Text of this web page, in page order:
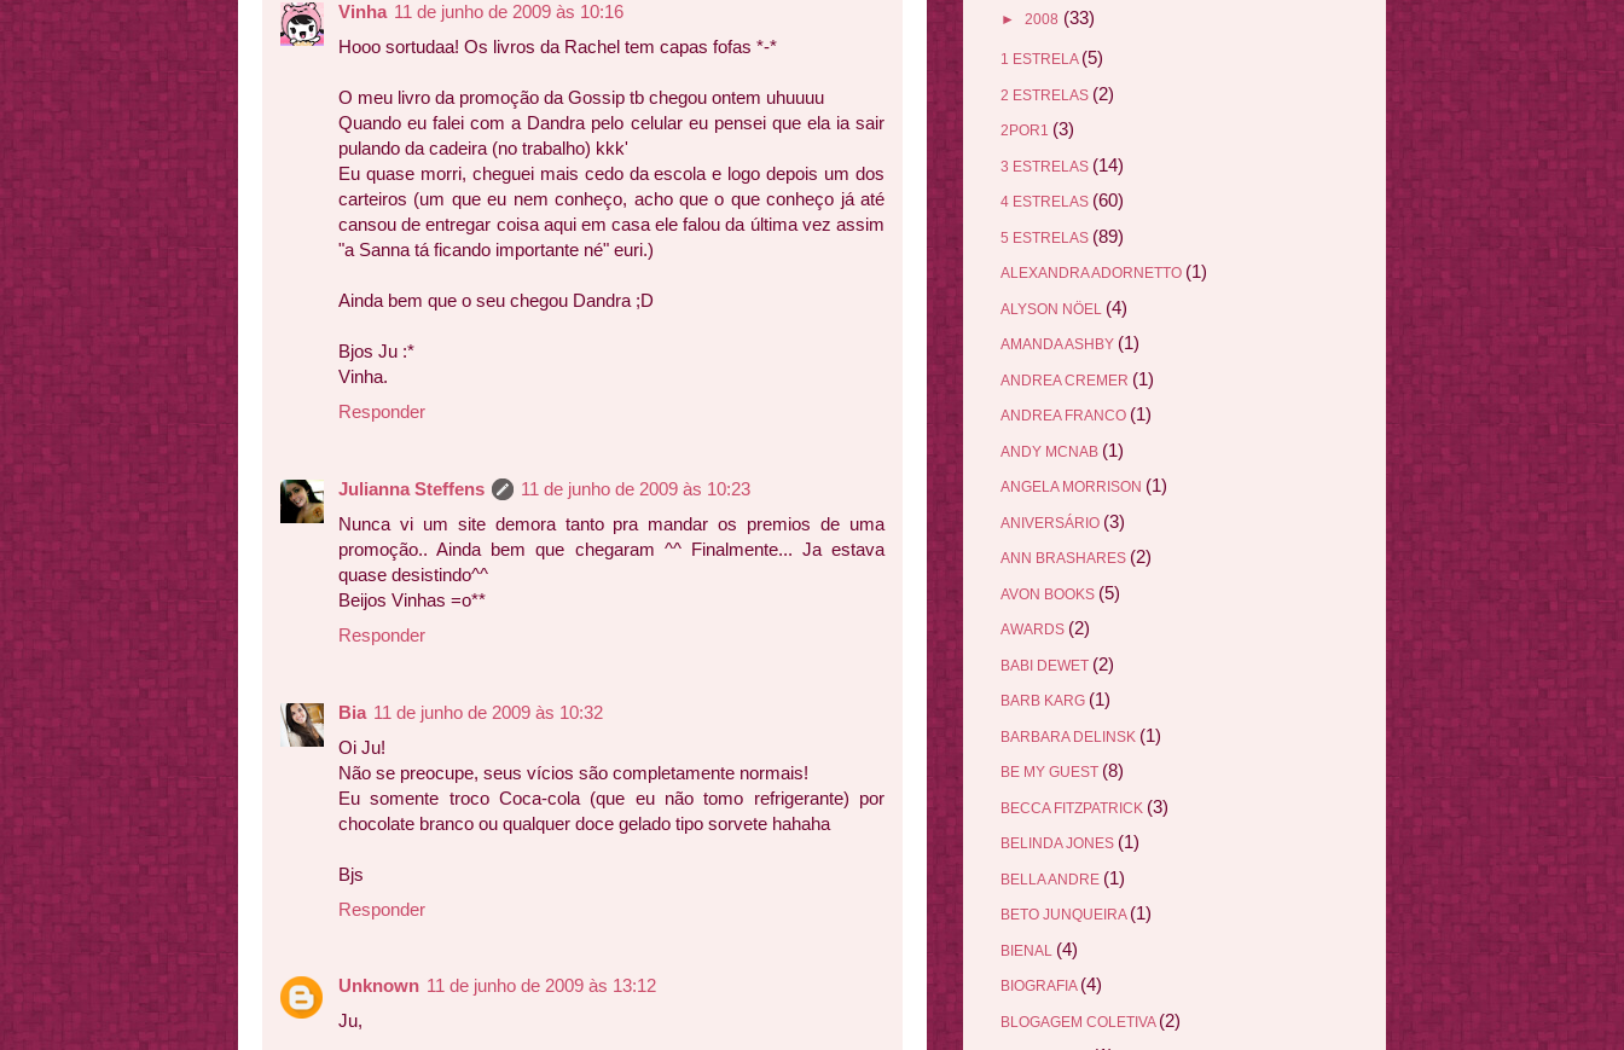
Vinha 11 de junho de 2009 às 10:16
Hooo sortudaa! Os livros da Rachel tem capas fofas *-*
O meu livro da promoção da Gossip tb chegou ontem uhuuuu
Quando eu falei com a Dandra pelo celular eu pensei que ela ia sair
pulando da cadeira (no trabalho) kkk'
Eu quase morri, cheguei mais cedo da escola e logo depois um dos
carteiros (um que eu nem conheço, acho que o que conheço já até
cansou de entregar coisa aqui em casa ele falou da última vez assim
"a Sanna tá ficando importante né" euri.)
Ainda bem que o seu chegou Dandra ;D
Bjos Ju :*
Vinha.
Responder
Julianna Steffens
11 de junho de 2009 às 10:23
Nunca vi um site demora tanto pra mandar os premios de uma
promoção.. Ainda bem que chegaram ^^ Finalmente... Ja estava
quase desistindo^^
Beijos Vinhas =o**
Responder
Bia 11 de junho de 2009 às 10:32
Oi Ju!
Não se preocupe, seus vícios são completamente normais!
Eu somente troco Coca-cola (que eu não tomo refrigerante) por
chocolate branco ou qualquer doce gelado tipo sorvete hahaha
Bjs
Responder
Unknown 11 de junho de 2009 às 13:12
Ju,
► 2008 (33)
1 ESTRELA (5)
2 ESTRELAS (2)
2POR1 (3)
3 ESTRELAS (14)
4 ESTRELAS (60)
5 ESTRELAS (89)
ALEXANDRA ADORNETTO (1)
ALYSON NÖEL (4)
AMANDA ASHBY (1)
ANDREA CREMER (1)
ANDREA FRANCO (1)
ANDY MCNAB (1)
ANGELA MORRISON (1)
ANIVERSÁRIO (3)
ANN BRASHARES (2)
AVON BOOKS (5)
AWARDS (2)
BABI DEWET (2)
BARB KARG (1)
BARBARA DELINSK (1)
BE MY GUEST (8)
BECCA FITZPATRICK (3)
BELINDA JONES (1)
BELLA ANDRE (1)
BETO JUNQUEIRA (1)
BIENAL (4)
BIOGRAFIA (4)
BLOGAGEM COLETIVA (2)